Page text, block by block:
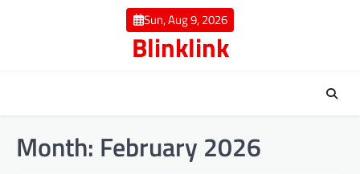
Sun, Aug 9, 2026
Blinklink
Month: February 2026